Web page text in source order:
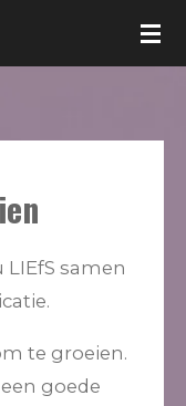
samen
te groeien.
goede